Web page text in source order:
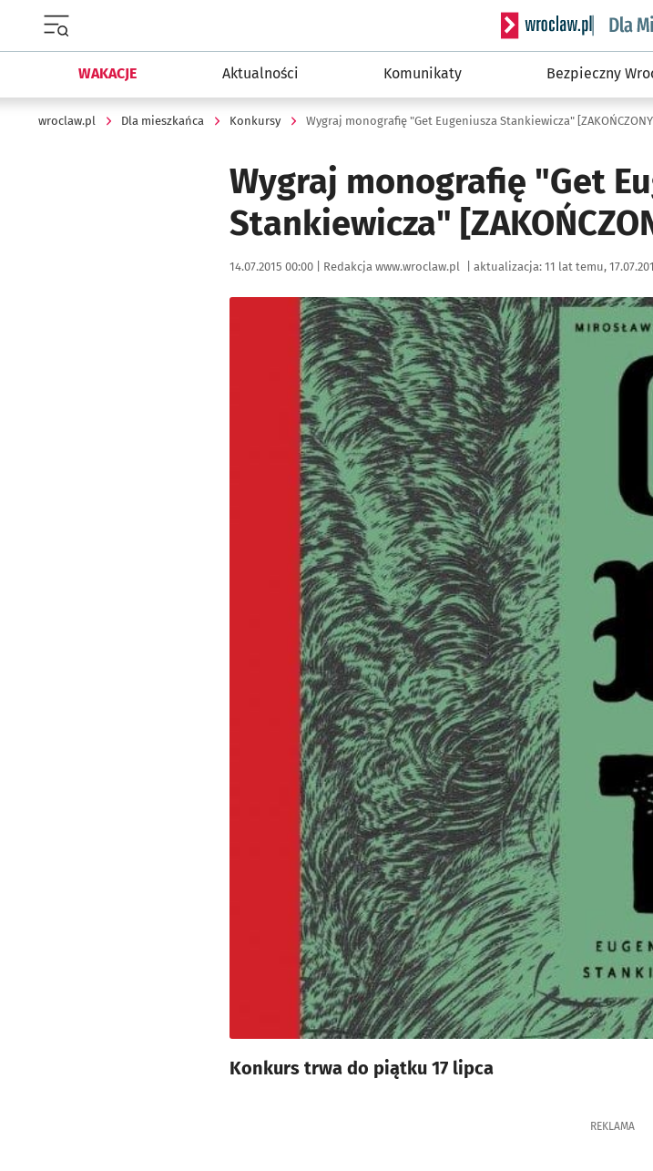
Serwis informacyjny
WAKACJE Aktualności Komunikaty Bezpieczny
wroclaw.pl Dla mieszkańca Konkursy Wygraj monografię "Get Eugeniusza Stankiewicza" [ZAKOŃCZONY]
Wygraj monografię "Get
Stankiewicza"
Data publikacji:
14.07.2015 00:00 | Autor:
Redakcja www.wroclaw.pl aktualizacja: 11 lat temu,
Kliknij, aby powiększyć
Konkurs trwa do piątku 17 lipca
REKLAMA